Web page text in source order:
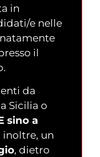
in
e nelle
il
da
Sicilia o
sino a
inoltre, un
, dietro